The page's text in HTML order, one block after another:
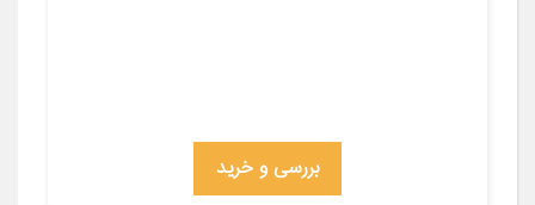
بررسی و خرید